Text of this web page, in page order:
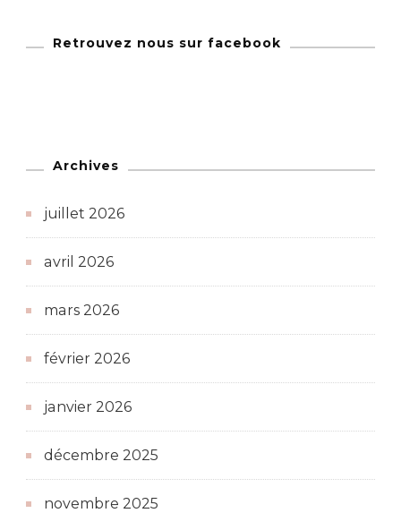
Retrouvez nous sur facebook
Archives
juillet 2026
avril 2026
mars 2026
février 2026
janvier 2026
décembre 2025
novembre 2025